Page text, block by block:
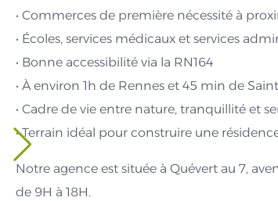
• Commerces de première nécessité à
• Écoles, services médicaux et services
• Bonne accessibilité via la RN164
• À environ 1h de Rennes et 45 min de
• Cadre de vie entre nature, tranquillité et
• Terrain idéal pour construire une
Notre agence est située à Quévert au 7,
de 9H à 18H.